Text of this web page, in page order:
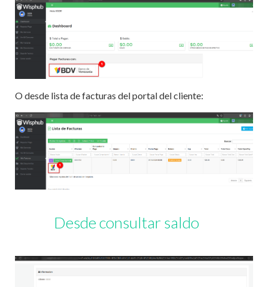
O desde lista de facturas del portal del cliente:
Desde consultar saldo